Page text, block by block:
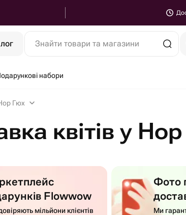
Знайти товари та магазини
набори
Гюх
квітів у
Flowwow
мільйони клієнтів
Фото
Ми